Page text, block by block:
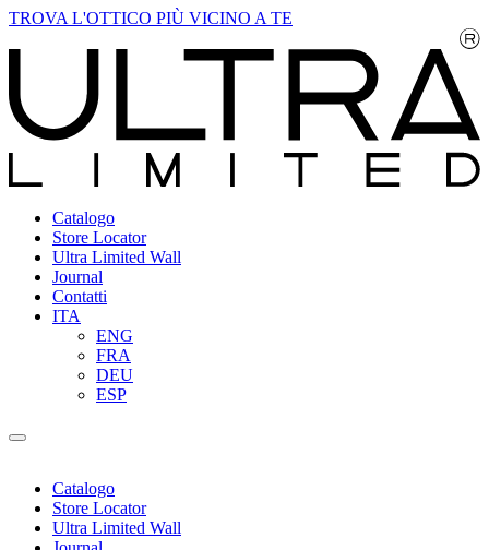
TROVA L'OTTICO PIÙ VICINO A TE
Catalogo
Store Locator
Ultra Limited Wall
Journal
Contatti
ITA
ENG
FRA
DEU
ESP
Catalogo
Store Locator
Ultra Limited Wall